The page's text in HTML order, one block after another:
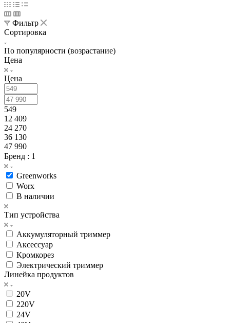
Фильтр
Сортировка
По популярности (возрастание)
Цена
Цена
549
12 409
24 270
36 130
47 990
Бренд : 1
Greenworks
Worx
В наличии
Тип устройства
Аккумуляторный триммер
Аксессуар
Кромкорез
Электрический триммер
Линейка продуктов
20V
220V
24V